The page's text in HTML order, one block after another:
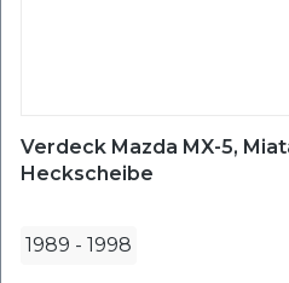
Verdeck Mazda MX-5,
Heckscheibe
1989 - 1998